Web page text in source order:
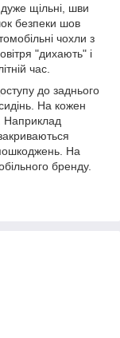
щільні, шви
безпеки шов
чохли з
"дихають" і
час.
до заднього
На кожен
Наприклад
На
бренду.